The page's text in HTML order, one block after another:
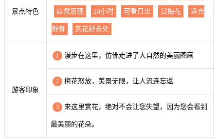
景点特色 自然景观 24小时 可看日出 赏梅花 适合
野餐 赏花好去处
游客印象
1 漫步在这里，仿佛走进了大自然的美丽图画
2 梅花怒放，美景无限，让人流连忘返
3 来这里赏花，绝对不会让您失望，因为您会看到
最美丽的花朵。